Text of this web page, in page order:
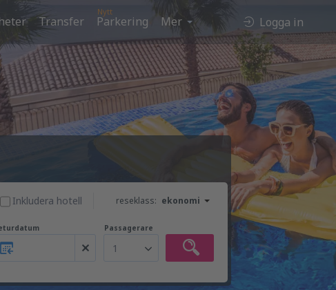
Transfer
Nytt
Parkering Mer Logga in
reseklass: ekonomi
Inkludera hotell
Passagerare
1